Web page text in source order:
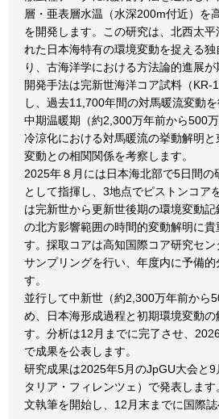
層・亜表層水温（水深200m付近）を
を開発します。この研究は、北西太平
れた日本海特有の環境変動を捉える
り、古海洋学における方法論的進展が
開発手法は完新世海洋コア試料（KR-
し、過去11,700年間の対馬暖流変動
中期温暖期（約2,300万年前から500
冷涼化における対馬暖流の挙動解明
変動との相関関係を考察します。
2025年８月には日本海北部で5日間の
として指揮し、3地点でピストンコア
は完新世から更新世後期の環境変動
の北方影響範囲の時間的変動解明に貴
す。採取コアは高知国際コア研究セン
サンプリングを行い、年度内に予備的
す。
並行して中新世（約2,300万年前から
め、日本海形成過程と初期環境変動の
す。分析は12月までに完了させ、
で成果を公表します。
研究成果は2025年5月のJpGU大会と9
タリア・フィレンツェ）で発表しま
文執筆を開始し、12月末までに国際誌